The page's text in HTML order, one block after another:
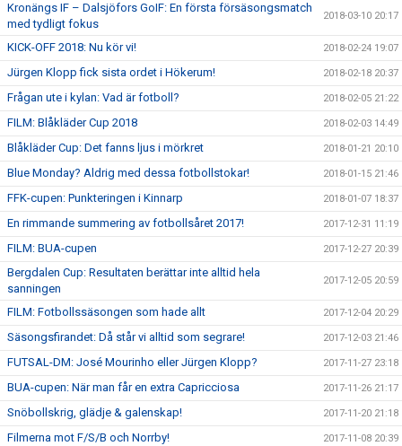
Kronängs IF – Dalsjöfors GoIF: En första försäsongsmatch
med tydligt fokus
2018-03-10 20:17
KICK-OFF 2018: Nu kör vi! 2018-02-24 19:07
Jürgen Klopp fick sista ordet i Hökerum! 2018-02-18 20:37
Frågan ute i kylan: Vad är fotboll? 2018-02-05 21:22
FILM: Blåkläder Cup 2018 2018-02-03 14:49
Blåkläder Cup: Det fanns ljus i mörkret 2018-01-21 20:10
Blue Monday? Aldrig med dessa fotbollstokar! 2018-01-15 21:46
FFK-cupen: Punkteringen i Kinnarp 2018-01-07 18:37
En rimmande summering av fotbollsåret 2017! 2017-12-31 11:19
FILM: BUA-cupen 2017-12-27 20:39
Bergdalen Cup: Resultaten berättar inte alltid hela
sanningen
2017-12-05 20:59
FILM: Fotbollssäsongen som hade allt 2017-12-04 20:29
Säsongsfirandet: Då står vi alltid som segrare! 2017-12-03 21:46
FUTSAL-DM: José Mourinho eller Jürgen Klopp? 2017-11-27 23:18
BUA-cupen: När man får en extra Capricciosa 2017-11-26 21:17
Snöbollskrig, glädje & galenskap! 2017-11-20 21:18
Filmerna mot F/S/B och Norrby! 2017-11-08 20:39